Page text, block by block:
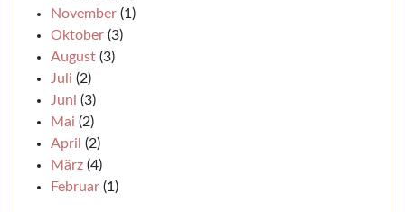
November (1)
Oktober (3)
August (3)
Juli (2)
Juni (3)
Mai (2)
April (2)
März (4)
Februar (1)